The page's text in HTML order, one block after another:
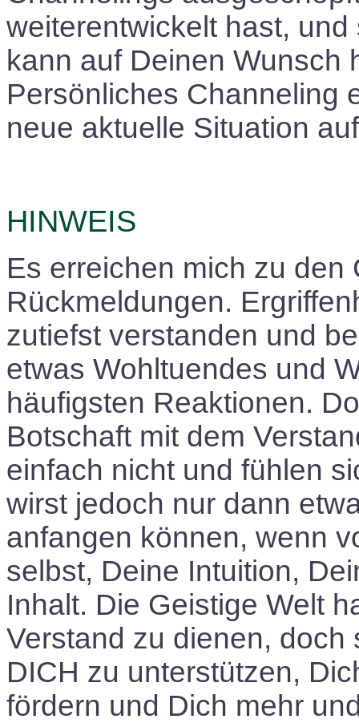
weiterentwickelt hast,
kann auf Deinen Wunsch
Persönliches Channeling
neue aktuelle Situation
HINWEIS
Es erreichen mich zu
Rückmeldungen.
zutiefst verstanden und
etwas Wohltuendes und
häufigsten Reaktionen.
Botschaft mit dem
einfach nicht und fühlen
wirst jedoch nur dann
anfangen können, wenn
selbst, Deine Intuition,
Inhalt. Die Geistige Welt
Verstand zu dienen,
DICH zu unterstützen,
fördern und Dich mehr